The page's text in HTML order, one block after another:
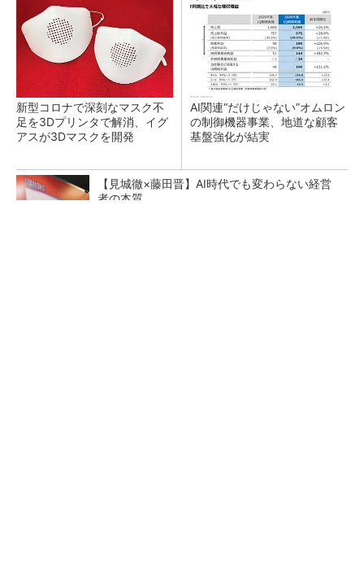
新型コロナで深刻なマスク不
足を3Dプリンタで解消、イグ
アスが3Dマスクを開発
AI関連“だけじゃない”オムロン
の制御機器事業、地道な顧客
基盤強化が結実
【見城徹×藤田晋】AI時代でも変わらない経営
者の本質